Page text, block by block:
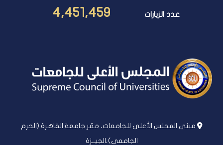
عدد الزيارات 4,451,459
مبنى المجلس الأعلى للجامعات، مقر جامعة القاهرة (الحرم
الجامعى)،الجيــزة